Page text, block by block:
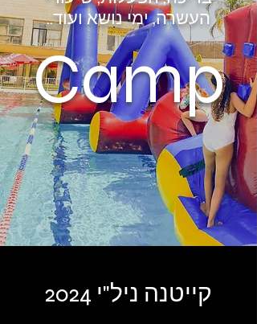
העשרה, ימי נושא ועוד..
Camp
קייטנה ניל"י 2024